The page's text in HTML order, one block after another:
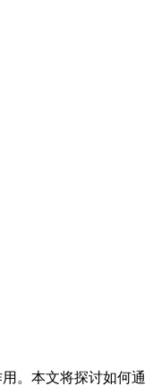
。本文将探讨如何通